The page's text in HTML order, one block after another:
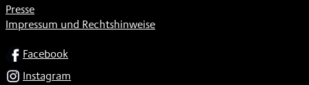
Presse
Impressum und Rechtshinweise
SOCIALFacebook
Instagram